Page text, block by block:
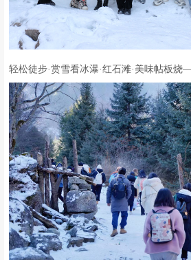
轻松徒步·赏雪看冰瀑·红石滩·美味帖板